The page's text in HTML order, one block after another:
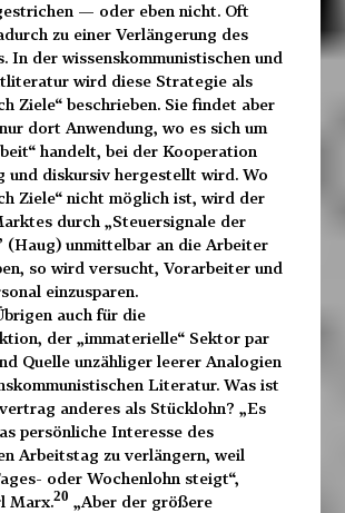
— oder eben nicht. Oft
zu einer Verlängerung des
In der wissenskommunistischen und
wird diese Strategie als
Ziele“ beschrieben. Sie findet aber
dort Anwendung, wo es sich um
handelt, bei der Kooperation
und diskursiv hergestellt wird. Wo
Ziele“ nicht möglich ist, wird der
durch „Steuersignale der
(Haug) unmittelbar an die Arbeiter
so wird versucht, Vorarbeiter und
einzusparen.
auch für die
der „immaterielle“ Sektor par
Quelle unzähliger leerer Analogien
Literatur. Was ist
anderes als Stücklohn? „Es
persönliche Interesse des
Arbeitstag zu verlängern, weil
oder Wochenlohn steigt“,
Marx.20 „Aber der größere